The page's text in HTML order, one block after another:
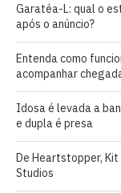
Garatéa-L: qual o
após o anúncio?
Entenda como
acompanhar
Idosa é levada a
e dupla é presa
De Heartstopper, Kit
Studios